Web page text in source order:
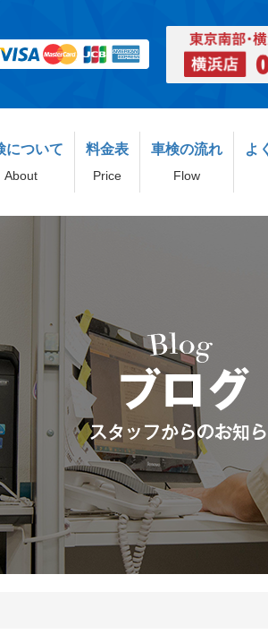
について
About
料金表
Price
車検の流れ
Flow
よ